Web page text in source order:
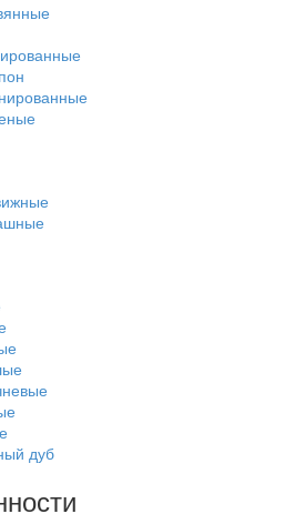
дуб